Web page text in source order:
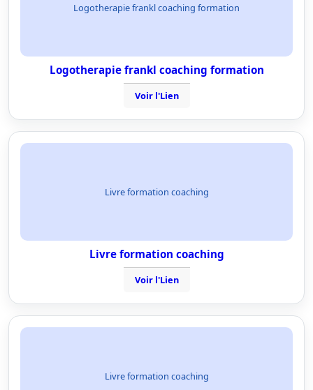
Logotherapie frankl coaching formation
Logotherapie frankl coaching formation
Voir l'Lien
Livre formation coaching
Livre formation coaching
Voir l'Lien
Livre formation coaching